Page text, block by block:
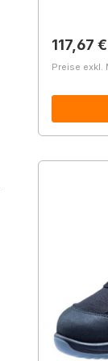
117,67 €
Preise exkl.